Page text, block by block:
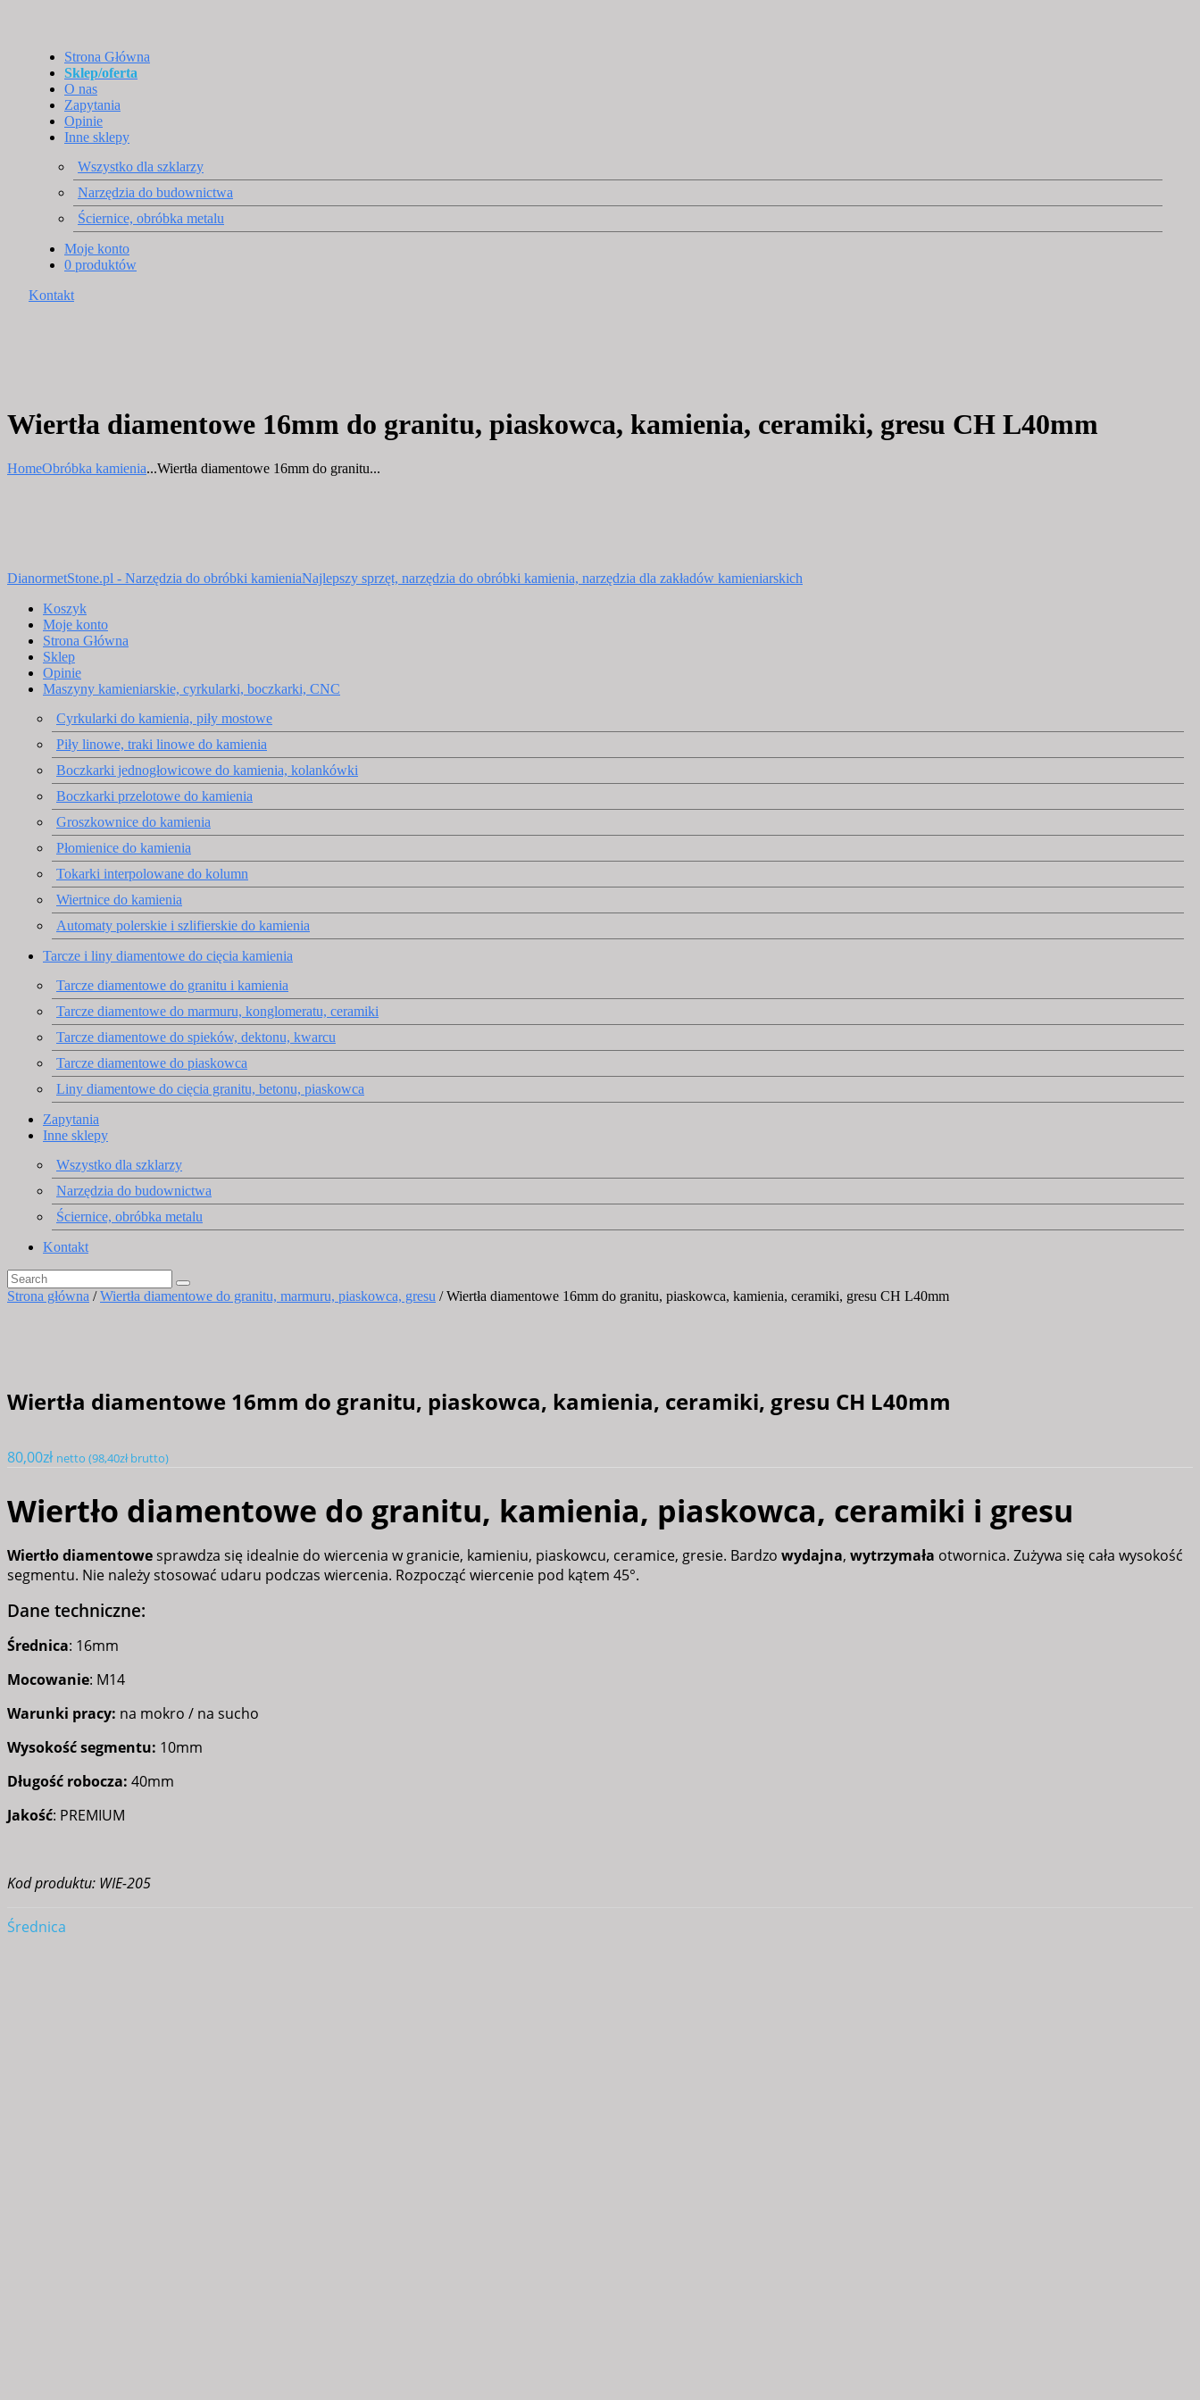
Strona Główna
Sklep/oferta
O nas
Zapytania
Opinie
Inne sklepy
Wszystko dla szklarzy
Narzędzia do budownictwa
Ściernice, obróbka metalu
Moje konto
0 produktów
Kontakt
Wiertła diamentowe 16mm do granitu, piaskowca, kamienia, ceramiki, gresu CH L40mm
HomeObróbka kamienia...Wiertła diamentowe 16mm do granitu...
DianormetStone.pl - Narzędzia do obróbki kamieniaNajlepszy sprzęt, narzędzia do obróbki kamienia, narzędzia dla zakładów kamieniarskich
Koszyk
Moje konto
Strona Główna
Sklep
Opinie
Maszyny kamieniarskie, cyrkularki, boczkarki, CNC
Cyrkularki do kamienia, piły mostowe
Piły linowe, traki linowe do kamienia
Boczkarki jednogłowicowe do kamienia, kolankówki
Boczkarki przelotowe do kamienia
Groszkownice do kamienia
Płomienice do kamienia
Tokarki interpolowane do kolumn
Wiertnice do kamienia
Automaty polerskie i szlifierskie do kamienia
Tarcze i liny diamentowe do cięcia kamienia
Tarcze diamentowe do granitu i kamienia
Tarcze diamentowe do marmuru, konglomeratu, ceramiki
Tarcze diamentowe do spieków, dektonu, kwarcu
Tarcze diamentowe do piaskowca
Liny diamentowe do cięcia granitu, betonu, piaskowca
Zapytania
Inne sklepy
Wszystko dla szklarzy
Narzędzia do budownictwa
Ściernice, obróbka metalu
Kontakt
Strona główna /Wiertła diamentowe do granitu, marmuru, piaskowca, gresu / Wiertła diamentowe 16mm do granitu, piaskowca, kamienia, ceramiki, gresu CH L40mm
Wiertła diamentowe 16mm do granitu, piaskowca, kamienia, ceramiki, gresu CH L40mm
80,00zł netto (98,40złbrutto)
Wiertło diamentowe do granitu, kamienia, piaskowca, ceramiki i gresu
Wiertło diamentowesprawdza się idealnie do wiercenia w granicie, kamieniu, piaskowcu, ceramice, gresie. Bardzo wydajna, wytrzymała otwornica. Zużywa się cała wysokość
segmentu. Nie należy stosować udaru podczas wiercenia. Rozpocząć wiercenie pod kątem 45°.
Dane techniczne:
Średnica: 16mm
Mocowanie: M14
Warunki pracy: na mokro / na sucho
Wysokość segmentu: 10mm
Długość robocza: 40mm
Jakość: PREMIUM
Kod produktu: WIE-205
Średnica